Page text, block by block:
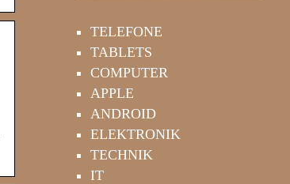
TELEFONE
TABLETS
COMPUTER
APPLE
ANDROID
ELEKTRONIK
TECHNIK
IT